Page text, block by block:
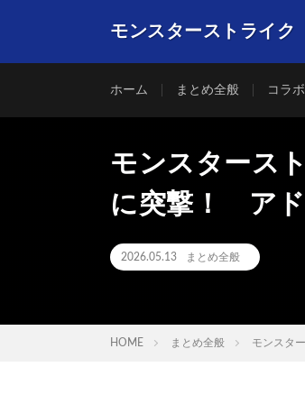
モンスターストライク
ホーム まとめ全般 コラボ
モンスタース
に突撃！ アド
2026.05.13 まとめ全般
HOME まとめ全般 モンスタ